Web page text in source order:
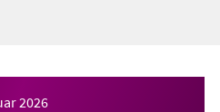
2026